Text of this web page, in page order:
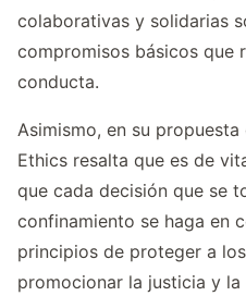
colaborativas y solidarias
compromisos básicos que
conducta.
Asimismo, en su
Ethics resalta que es de
que cada decisión que se
confinamiento se haga en
principios de proteger a
promocionar la justicia y